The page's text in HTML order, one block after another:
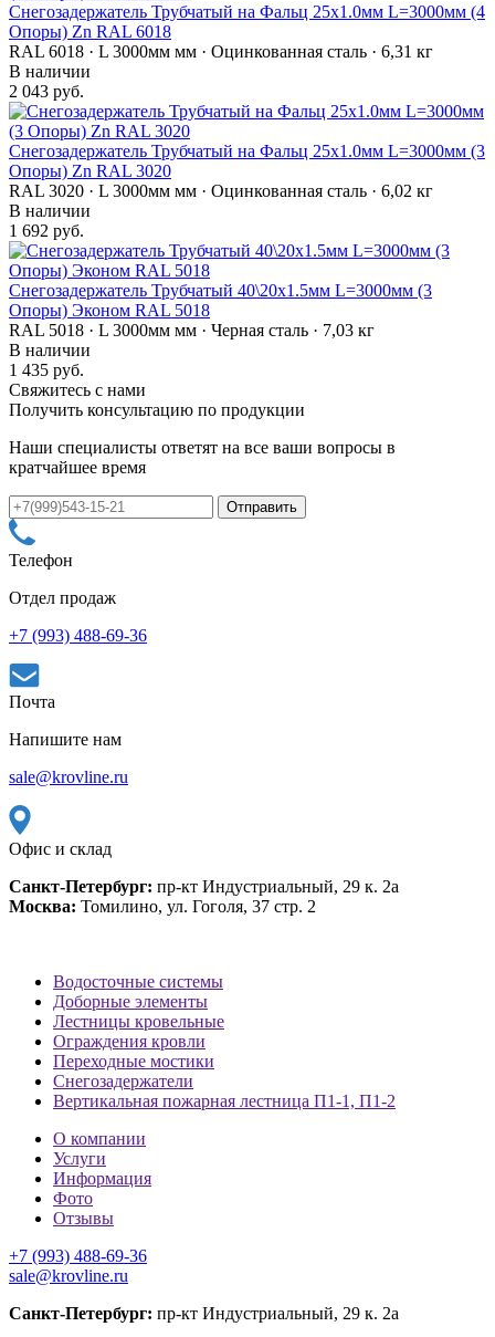
Снегозадержатель Трубчатый на Фальц 25х1.0мм L=3000мм (4
Опоры) Zn RAL 6018
RAL 6018 · L 3000мм мм · Оцинкованная сталь · 6,31 кг
В наличии
2 043 руб.
Снегозадержатель Трубчатый на Фальц 25х1.0мм L=3000мм (3
Опоры) Zn RAL 3020
RAL 3020 · L 3000мм мм · Оцинкованная сталь · 6,02 кг
В наличии
1 692 руб.
Снегозадержатель Трубчатый 40\20х1.5мм L=3000мм (3
Опоры) Эконом RAL 5018
RAL 5018 · L 3000мм мм · Черная сталь · 7,03 кг
В наличии
1 435 руб.
Свяжитесь с нами
Получить консультацию по продукции
Наши специалисты ответят на все ваши вопросы в
кратчайшее время
Телефон
Отдел продаж
+7 (993) 488-69-36
Почта
Напишите нам
sale@krovline.ru
Офис и склад
Санкт-Петербург: пр-кт Индустриальный, 29 к. 2а
Москва: Томилино, ул. Гоголя, 37 стр. 2
Водосточные системы
Доборные элементы
Лестницы кровельные
Ограждения кровли
Переходные мостики
Снегозадержатели
Вертикальная пожарная лестница П1-1, П1-2
О компании
Услуги
Информация
Фото
Отзывы
+7 (993) 488-69-36
sale@krovline.ru
Санкт-Петербург: пр-кт Индустриальный, 29 к. 2а